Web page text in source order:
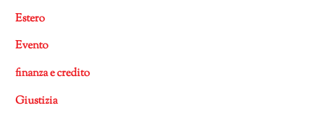
Estero
Evento
finanza e credito
Giustizia